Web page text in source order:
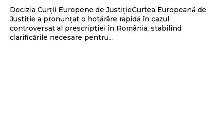
Decizia Curții Europene de JustițieCurtea Europeană de
Justiție a pronunțat o hotărâre rapidă în cazul
controversat al prescripției în România, stabilind
clarificările necesare pentru...